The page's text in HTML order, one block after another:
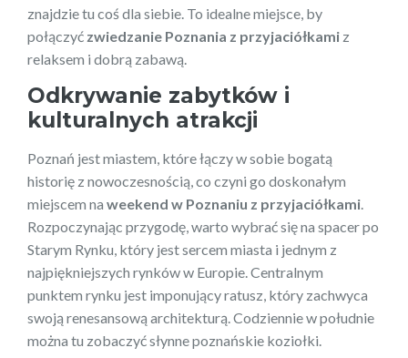
znajdzie tu coś dla siebie. To idealne miejsce, by
połączyć zwiedzanie Poznania z przyjaciółkami z
relaksem i dobrą zabawą.
Odkrywanie zabytków i
kulturalnych atrakcji
Poznań jest miastem, które łączy w sobie bogatą
historię z nowoczesnością, co czyni go doskonałym
miejscem na weekend w Poznaniu z przyjaciółkami
Rozpoczynając przygodę, warto wybrać się na spacer po
Starym Rynku, który jest sercem miasta i jednym z
najpiękniejszych rynków w Europie. Centralnym
punktem rynku jest imponujący ratusz, który zachwyca
swoją renesansową architekturą. Codziennie w południe
można tu zobaczyć słynne poznańskie koziołki.